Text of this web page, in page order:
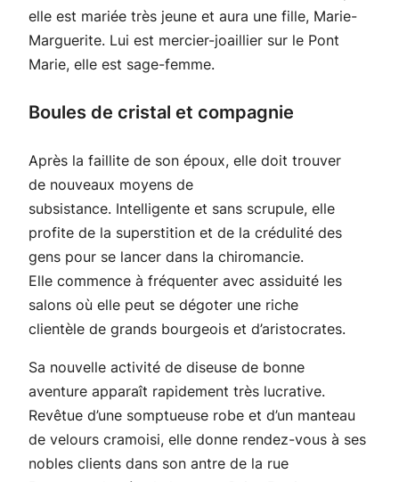
elle est mariée très jeune et aura une fille, Marie-
Marguerite. Lui est mercier-joaillier sur le Pont
Marie, elle est sage-femme.
Boules de cristal et compagnie
Après la faillite de son époux, elle doit trouver
de nouveaux moyens de
subsistance. Intelligente et sans scrupule, elle
profite de la superstition et de la crédulité des
gens pour se lancer dans la chiromancie.
Elle commence à fréquenter avec assiduité les
salons où elle peut se dégoter une riche
clientèle de grands bourgeois et d’aristocrates.
Sa nouvelle activité de diseuse de bonne
aventure apparaît rapidement très lucrative.
Revêtue d’une somptueuse robe et d’un manteau
de velours cramoisi, elle donne rendez-vous à ses
nobles clients dans son antre de la rue